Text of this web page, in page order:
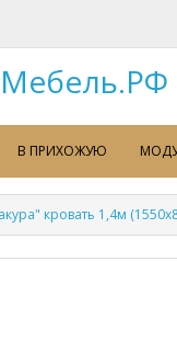
В ПРИХОЖУЮ
кровать 1,4м